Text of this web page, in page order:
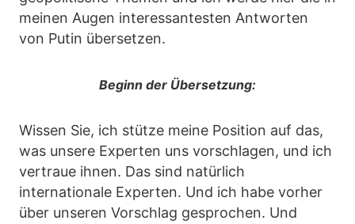
meinen Augen interessantesten Antworten
von Putin übersetzen.
Beginn der Übersetzung:
Wissen Sie, ich stütze meine Position auf das,
was unsere Experten uns vorschlagen, und ich
vertraue ihnen. Das sind natürlich
internationale Experten. Und ich habe vorher
über unseren Vorschlag gesprochen. Und